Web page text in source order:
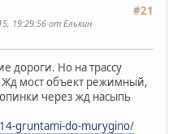
#21
19:29:56 от Елькин
дороги. Но на трассу
Жд мост объект режимный,
через жд насыпь
gruntami-do-murygino/